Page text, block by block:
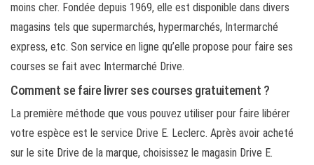
moins cher. Fondée depuis 1969, elle est disponible dans divers
magasins tels que supermarchés, hypermarchés, Intermarché
express, etc. Son service en ligne qu’elle propose pour faire ses
courses se fait avec Intermarché Drive.
Comment se faire livrer ses courses gratuitement ?
La première méthode que vous pouvez utiliser pour faire libérer
votre espèce est le service Drive E. Leclerc. Après avoir acheté
sur le site Drive de la marque, choisissez le magasin Drive E.